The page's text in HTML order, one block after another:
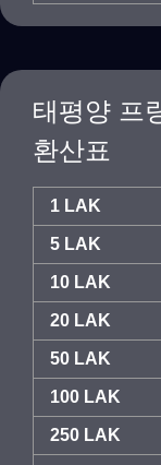
태평양 프
환산표
1 LAK
5 LAK
10 LAK
20 LAK
50 LAK
100 LAK
250 LAK